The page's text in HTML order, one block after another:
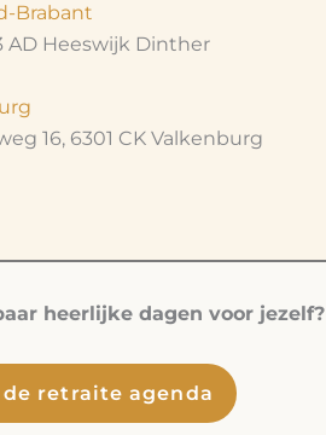
Brabant
AD Heeswijk Dinther
16, 6301 CK Valkenburg
heerlijke dagen voor jezelf?
retraite agenda